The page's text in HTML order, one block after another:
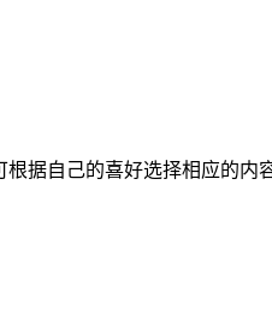
根据自己的喜好选择相应的内